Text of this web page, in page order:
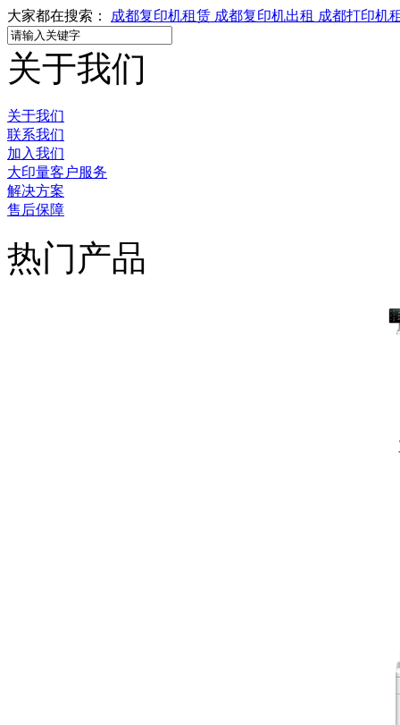
大家都在搜索： 成都复印机租赁 成都复印机出租 成都打印机
关于我们
关于我们
联系我们
加入我们
大印量客户服务
解决方案
售后保障
热门产品